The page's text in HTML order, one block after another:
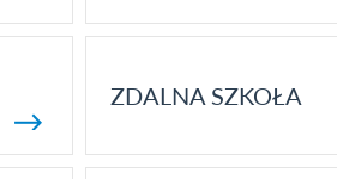
ZDALNA SZKOŁA